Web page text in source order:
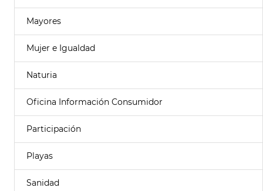
Mayores
Mujer e Igualdad
Naturia
Oficina Información Consumidor
Participación
Playas
Sanidad